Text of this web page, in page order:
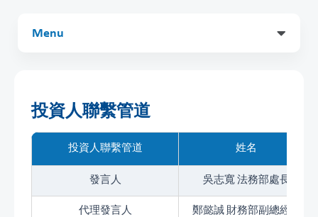
投資人聯繫管道
投資人聯繫管道 姓名
發言人 吳志寬 法務部處長
代理發言人 鄭懿誠 財務部副總經理